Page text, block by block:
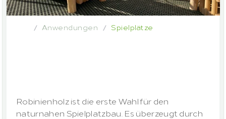
/ Anwendungen / Spielplätze
Robinienholz ist die erste Wahl für den
naturnahen Spielplatzbau. Es überzeugt durch